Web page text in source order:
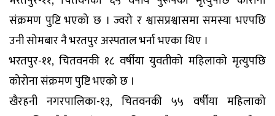
संक्रमण पुष्टि भएको छ । ज्वरो र श्वासप्रश्वासमा समस्या भएपछि
उनी सोमबार नै भरतपुर अस्पताल भर्ना भएका थिए ।
भरतपुर-११, चितवनकी १८ वर्षीया युवतीको महिलाको मृत्युपछि
कोरोना संक्रमण पुष्टि भएको छ ।
खैरहनी नगरपालिका-१३, चितवनकी ५५ वर्षीया महिलाको